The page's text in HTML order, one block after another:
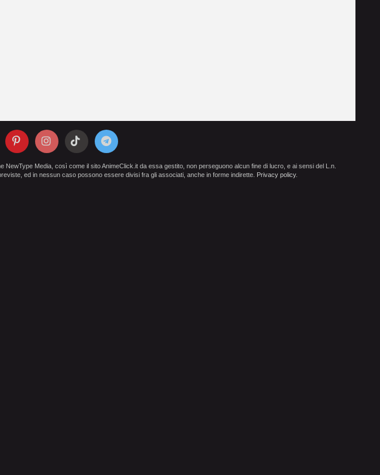
NewType Media, così come il sito AnimeClick.it da essa gestito, non perseguono alcun fine di lucro, e ai sensi del L.n.
ed in nessun caso possono essere divisi fra gli associati, anche in forme indirette. Privacy policy.